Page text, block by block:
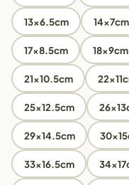
13x6.5cm 14x7cm
17x8.5cm 18x9cm
21x10.5cm
25x12.5cm
29x14.5cm
33x16.5cm